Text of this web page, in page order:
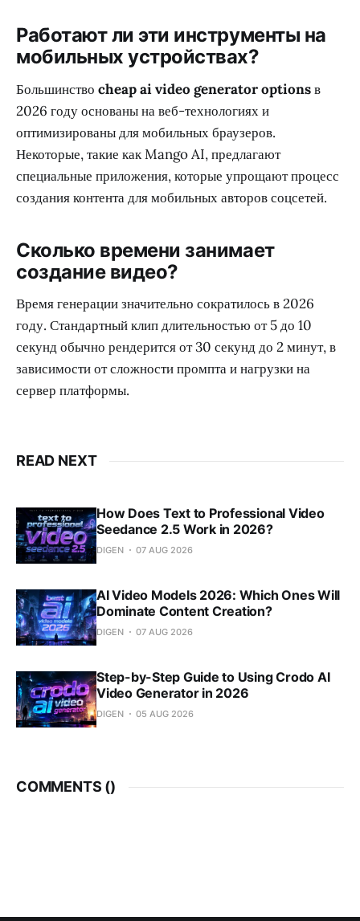
Работают ли эти инструменты на
мобильных устройствах?
Большинство cheap ai video generator optionsв
2026 году основаны на веб-технологиях и
оптимизированы для мобильных браузеров.
Некоторые, такие как Mango AI, предлагают
специальные приложения, которые упрощают процесс
создания контента для мобильных авторов соцсетей.
Сколько времени занимает
создание видео?
Время генерации значительно сократилось в 2026
году. Стандартный клип длительностью от 5 до 10
секунд обычно рендерится от 30 секунд до 2 минут, в
зависимости от сложности промпта и нагрузки на
сервер платформы.
READ NEXT
How Does Text to Professional Video
Seedance 2.5 Work in 2026?
DIGEN 07 AUG 2026
AI Video Models 2026: Which Ones Will
Dominate Content Creation?
DIGEN 07 AUG 2026
Step-by-Step Guide to Using Crodo AI
Video Generator in 2026
DIGEN 05 AUG 2026
COMMENTS ()